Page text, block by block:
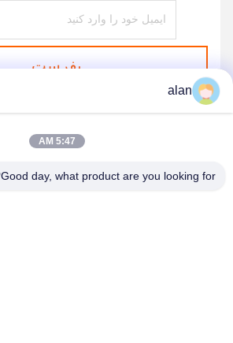
بفرست
alan
5:47 AM
Good day, what product are you looking for?